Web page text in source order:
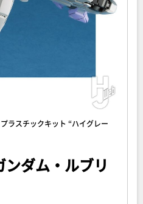
ラスチックキット “ハイグレー
ダム・ルブリ